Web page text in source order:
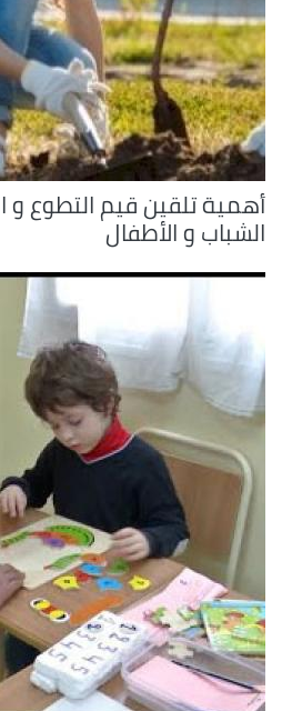
أهمية تلقين قيم التطوع
الشباب و الأطفال